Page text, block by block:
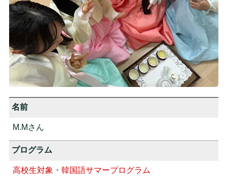
名前
M.Mさん
プログラム
高校生対象・韓国語サマープログラム